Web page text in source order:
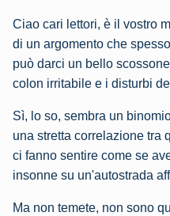
Ciao cari lettori, è il vostro
di un argomento che
può darci un bello
colon irritabile e i disturbi
Sì, lo so, sembra un
una stretta correlazione tra
ci fanno sentire come se
insonne su un'autostrada
Ma non temete, non sono